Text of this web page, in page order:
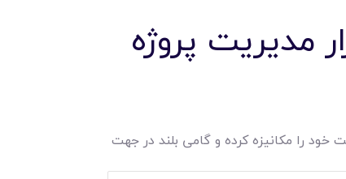
مدیریت پروژه
خود را مکانیزه کرده و گامی بلند در جهت